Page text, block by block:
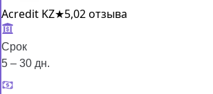
Acredit KZ★5,02 отзыва
Срок
5 – 30 дн.